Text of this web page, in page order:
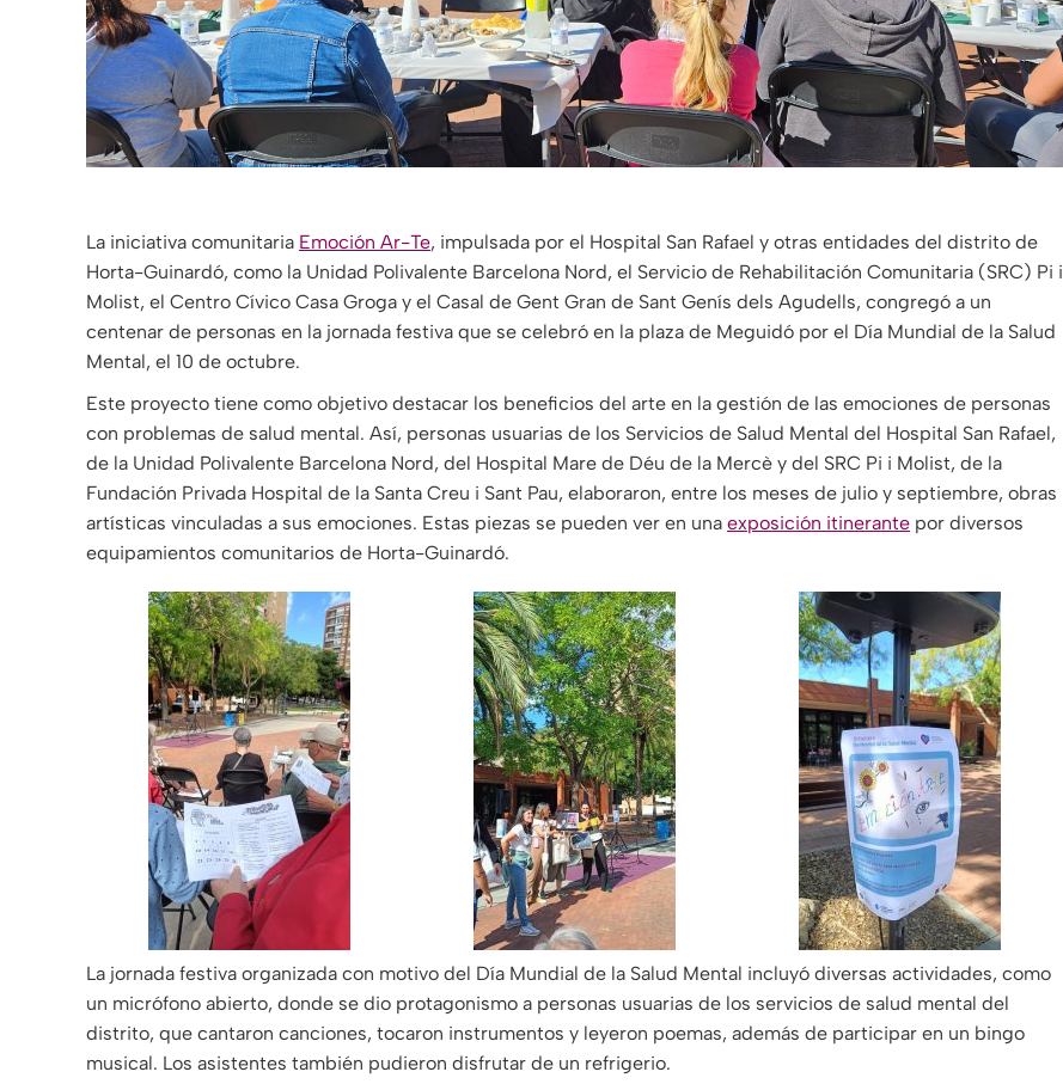
La iniciativa comunitaria Emoción Ar-Te, impulsada por el Hospital San Rafael y otras entidades del distrito de
Horta-Guinardó, como la Unidad Polivalente Barcelona Nord, el Servicio de Rehabilitación Comunitaria (SRC) Pi i
Molist, el Centro Cívico Casa Groga y el Casal de Gent Gran de Sant Genís dels Agudells, congregó a un
centenar de personas en la jornada festiva que se celebró en la plaza de Meguidó por el Día Mundial de la Salud
Mental, el 10 de octubre.
Este proyecto tiene como objetivo destacar los beneficios del arte en la gestión de las emociones de personas
con problemas de salud mental. Así, personas usuarias de los Servicios de Salud Mental del Hospital San Rafael,
de la Unidad Polivalente Barcelona Nord, del Hospital Mare de Déu de la Mercè y del SRC Pi i Molist, de la
Fundación Privada Hospital de la Santa Creu i Sant Pau, elaboraron, entre los meses de julio y septiembre, obras
artísticas vinculadas a sus emociones. Estas piezas se pueden ver en una exposición itinerante por diversos
equipamientos comunitarios de Horta-Guinardó.
La jornada festiva organizada con motivo del Día Mundial de la Salud Mental incluyó diversas actividades, como
un micrófono abierto, donde se dio protagonismo a personas usuarias de los servicios de salud mental del
distrito, que cantaron canciones, tocaron instrumentos y leyeron poemas, además de participar en un bingo
musical. Los asistentes también pudieron disfrutar de un refrigerio.